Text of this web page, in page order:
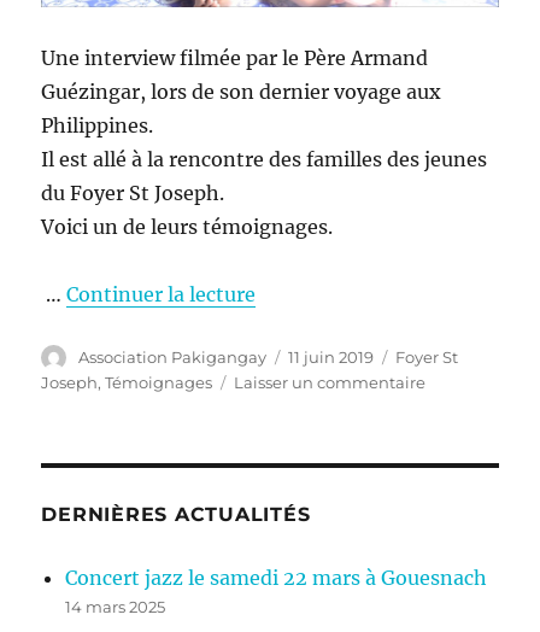
Une interview filmée par le Père Armand
Guézingar, lors de son dernier voyage aux
Philippines.
Il est allé à la rencontre des familles des jeunes
du Foyer St Joseph.
Voici un de leurs témoignages.
…Continuer la lecture
Auteur
Association Pakigangay
Publié
le
11 juin 2019 Catégories
Foyer St
Joseph,Témoignages Laisser un commentairesur
DERNIÈRES ACTUALITÉS
Concert jazz le samedi 22 mars à Gouesnach
14 mars 2025